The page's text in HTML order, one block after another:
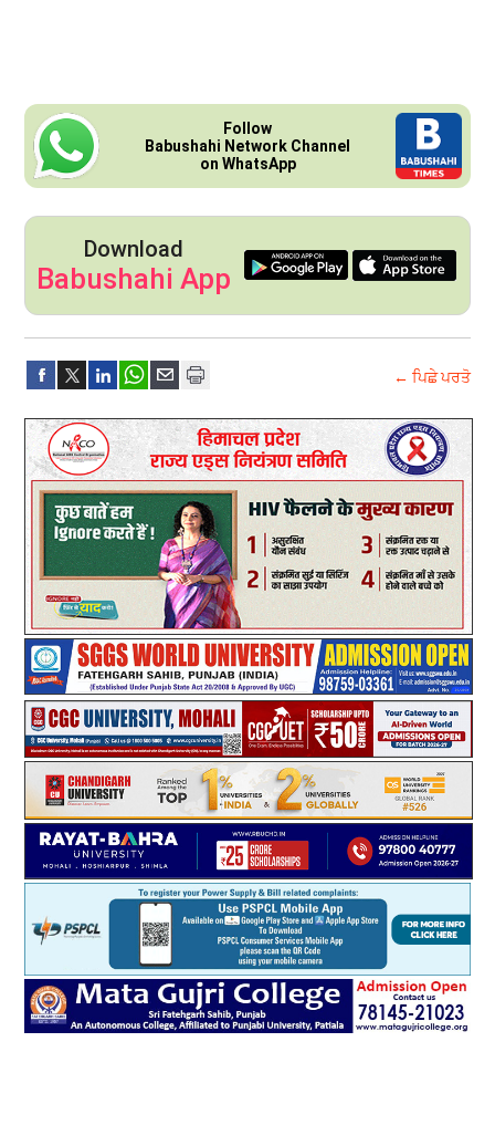
Follow
Babushahi Network Channel
on WhatsApp
Download
Babushahi App
← ਪਿਛੇ ਪਰਤੋ